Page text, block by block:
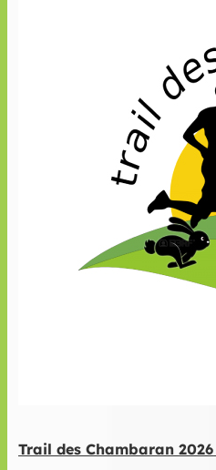
Trail des Chambaran 2026